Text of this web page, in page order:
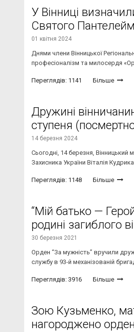
У Вінниці
Святого
01 квітня 2024
Днями члени Вінницької
професіоналізм та милосердя
Переглядів: 1141 Більше
Дружині
ступеня
14 березня 2024
Сьогодні, 14 березня, Вінницький
Захисника України Віталія
Переглядів: 1148 Більше
“Мій батько —
родині загиблого
30 березня 2021
Орден “За мужність” вручили
службу в 93-й механізованій
Переглядів: 3916 Більше
Зою Кузьменко,
нагороджено